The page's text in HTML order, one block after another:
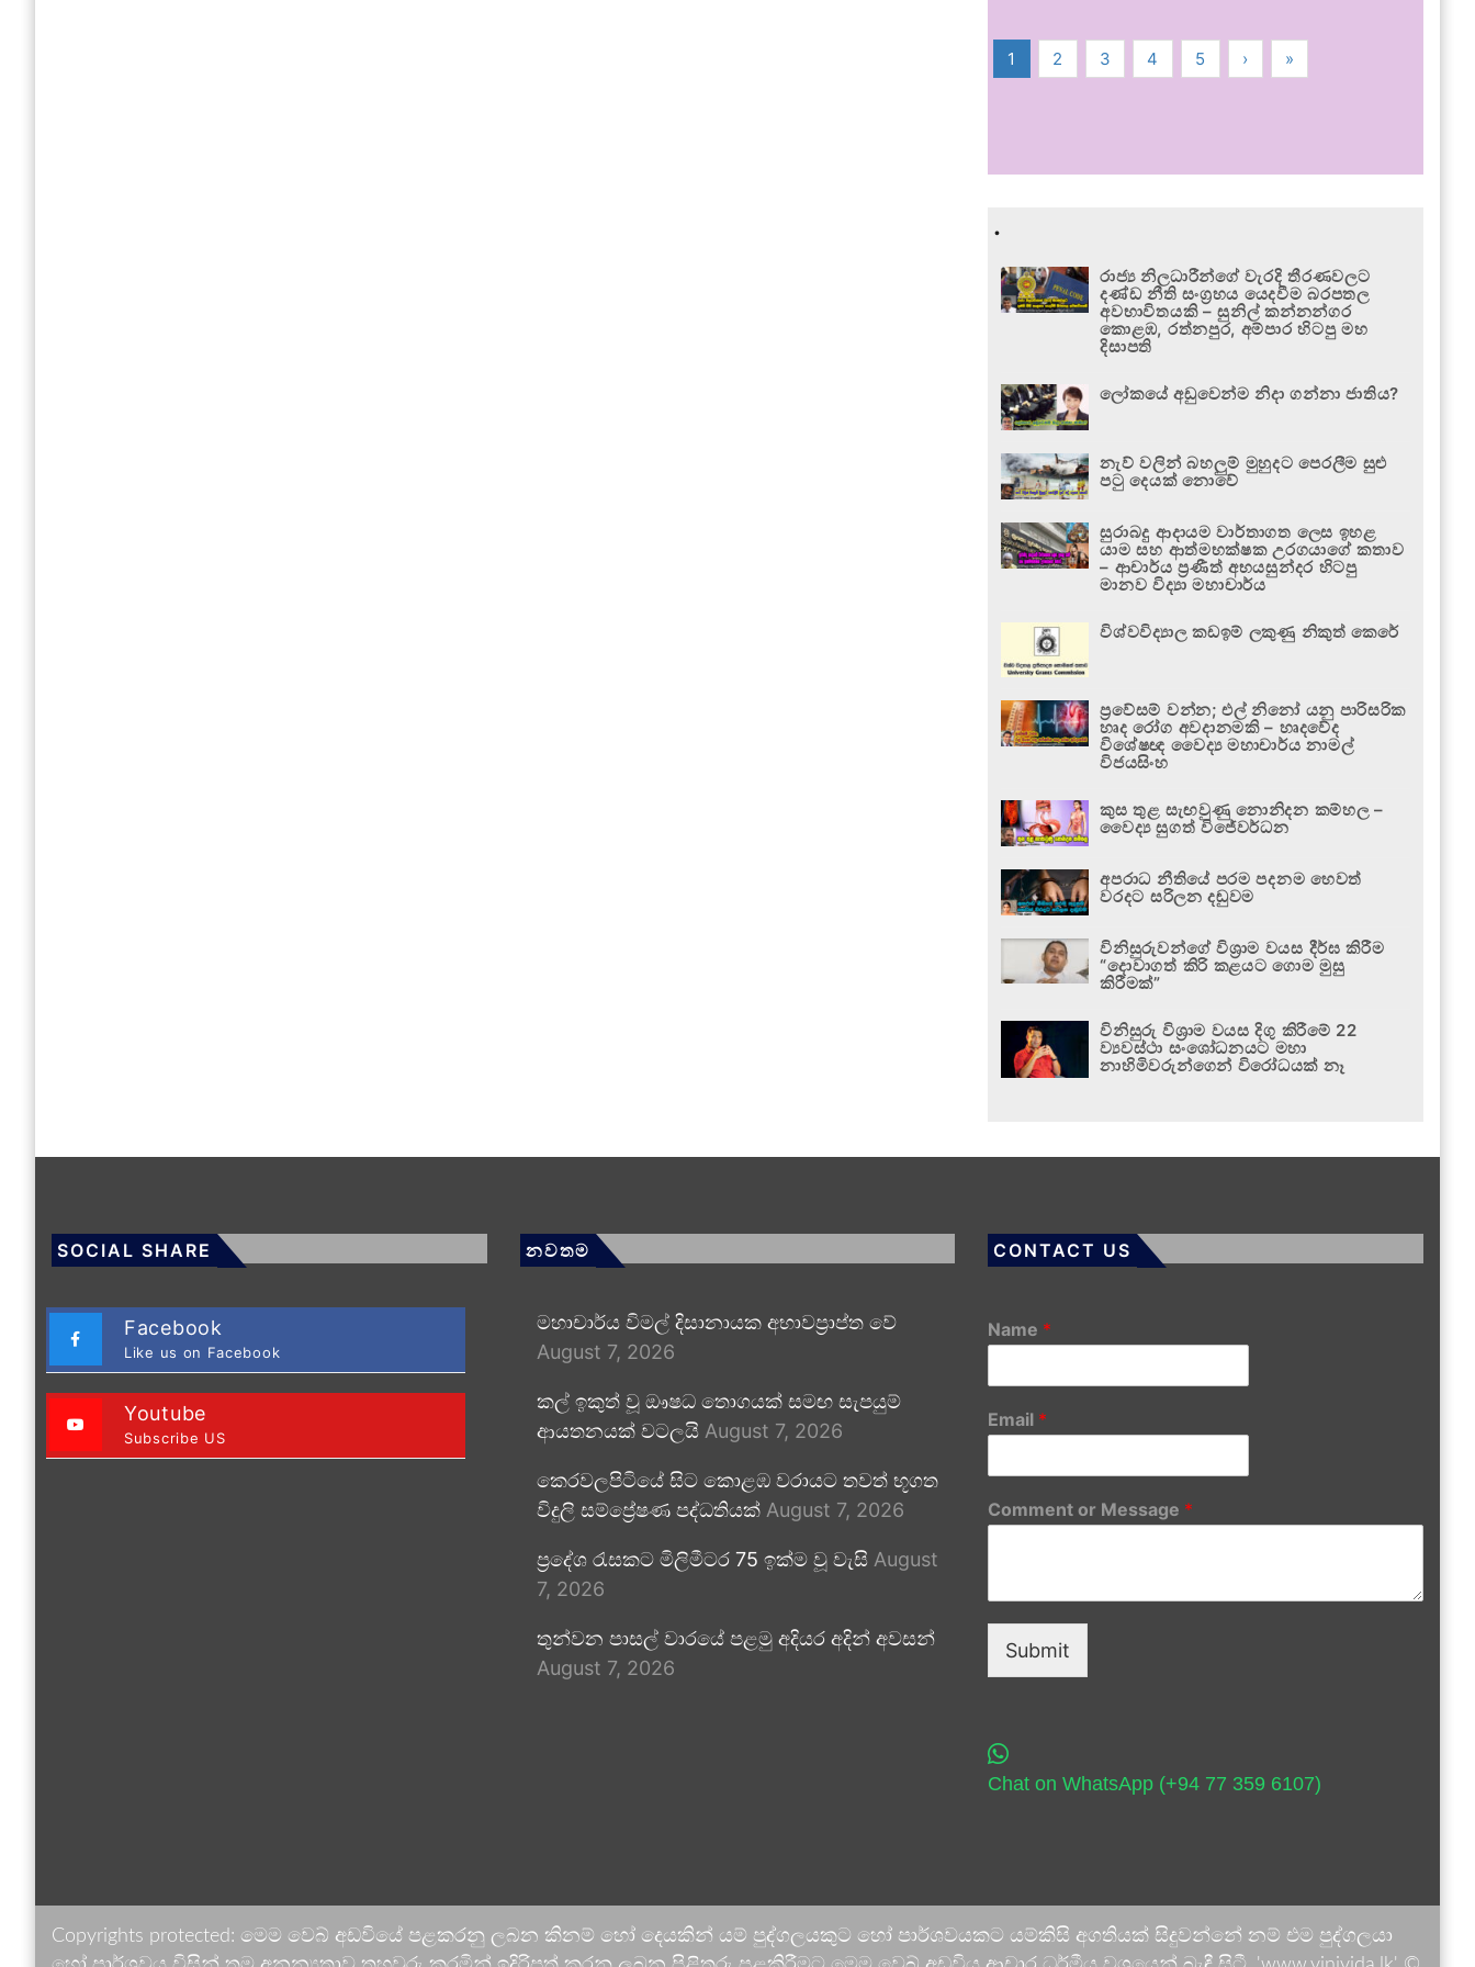
1 2 3 4 5 › »
.
රාජ්‍ය නිලධාරීන්ගේ වැරදි තීරණවලට
දණ්ඩ නීති සංග්‍රහය යෙදවීම බරපතල
අවභාවිතයකි – සුනිල් කන්නන්ගර
කොළඹ, රත්නපුර, අම්පාර හිටපු මහ
දිසාපති
ලෝකයේ අඩුවෙන්ම නිදා ගන්නා ජාතිය?
නැව් වලින් බහලුම් මුහුදට පෙරලීම සුළු
පටු දෙයක් නොවේ
සුරාබදු ආදායම වාර්තාගත ලෙස ඉහළ
යාම සහ ආත්මභක්ෂක උරගයාගේ කතාව
– ආචාර්ය ප්‍රණීත් අභයසුන්දර හිටපු
මානව විද්‍යා මහාචාර්ය
විශ්වවිද්‍යාල කඩඉම් ලකුණු නිකුත් කෙරේ
ප්‍රවේසම් වන්න; එල් නිනෝ යනු පාරිසරික
හෘද රෝග අවදානමකි – හෘදවේද
විශේෂඥ වෛද්‍ය මහාචාර්ය නාමල්
විජයසිංහ
කුස තුළ සැඟවුණු නොනිදන කම්හල –
වෛද්‍ය සුගත් විජේවර්ධන
අපරාධ නීතියේ පරම පදනම හෙවත්
වරදට සරිලන දඬුවම
විනිසුරුවන්ගේ විශ්‍රාම වයස දීර්ඝ කිරීම
“දොවාගත් කිරි කළයට ගොම මුසු
කිරීමක්”
විනිසුරු විශ්‍රාම වයස දිගු කිරීමේ 22
ව්‍යවස්ථා සංශෝධනයට මහා
නාහිමිවරුන්ගෙන් විරෝධයක් නෑ
SOCIAL SHARE
Facebook
Like us on Facebook
Youtube
Subscribe US
නවතම
මහාචාර්ය විමල් දිසානායක අභාවප්‍රාප්ත වේ
August 7, 2026
කල් ඉකුත් වූ ඖෂධ තොගයක් සමඟ සැපයුම්
ආයතනයක් වටලයි August 7, 2026
කෙරවලපිටියේ සිට කොළඹ වරායට තවත් භූගත
විදුලි සම්ප්‍රේෂණ පද්ධතියක් August 7, 2026
ප්‍රදේශ රැසකට මිලිමීටර 75 ඉක්ම වූ වැසි August
7, 2026
තුන්වන පාසල් වාරයේ පළමු අදියර අදින් අවසන්
August 7, 2026
CONTACT US
Name *
Email *
Comment or Message *
Submit
Chat on WhatsApp (+94 77 359 6107)
Copyrights protected: මෙම වෙබ් අඩවියේ පළකරනු ලබන කිනම් හෝ දෙයකින් යම් පුද්ගලයකුට හෝ පාර්ශවයකට යම්කිසි අගතියක් සිදුවන්නේ නම් එම පුද්ගලයා